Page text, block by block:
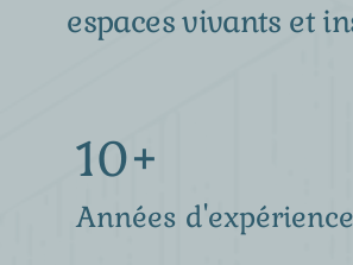
espaces vivants et
10+
Années d'expérience